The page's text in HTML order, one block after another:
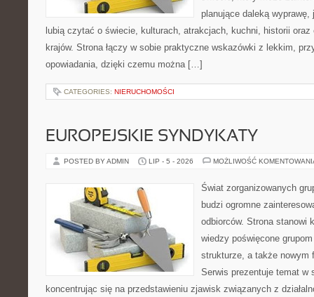
planujące daleką
lubią czytać o świecie, kulturach, atrakcjach, kuchni, historii
krajów. Strona łączy w sobie praktyczne wskazówki z lekkim,
opowiadania, dzięki czemu można […]
CATEGORIES: NIERUCHOMOŚCI
EUROPEJSKIE SYNDYKATY
POSTED BY ADMIN LIP - 5 - 2026 MOŻLIWOŚĆ
Świat zorganizowanych
budzi ogromne
odbiorców. Strona stanowi
wiedzy poświęcone
strukturze, a także nowym
Serwis prezentuje temat w
koncentrując się na przedstawieniu zjawisk związanych z